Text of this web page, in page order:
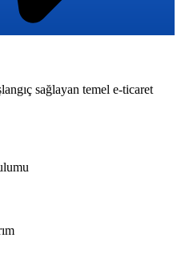
sağlayan temel e-ticaret